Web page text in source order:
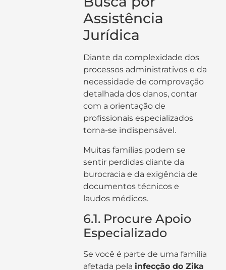
Assistência
Jurídica
Diante da complexidade dos
processos administrativos e da
necessidade de comprovação
detalhada dos danos, contar
com a orientação de
profissionais especializados
torna-se indispensável.
Muitas famílias podem se
sentir perdidas diante da
burocracia e da exigência de
documentos técnicos e
laudos médicos.
6.1. Procure Apoio
Especializado
Se você é parte de uma família
afetada pela infecção do Zika